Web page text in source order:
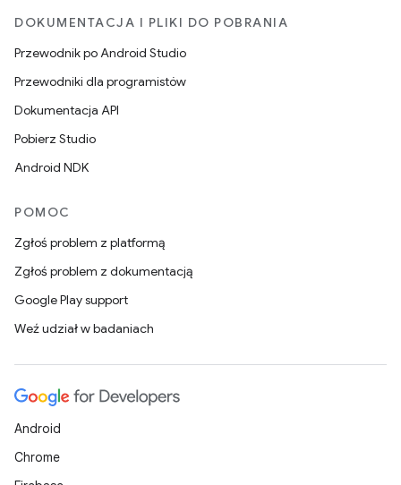
DOKUMENTACJA I PLIKI DO POBRANIA
Przewodnik po Android Studio
Przewodniki dla programistów
Dokumentacja API
Pobierz Studio
Android NDK
POMOC
Zgłoś problem z platformą
Zgłoś problem z dokumentacją
Google Play support
Weź udział w badaniach
Android
Chrome